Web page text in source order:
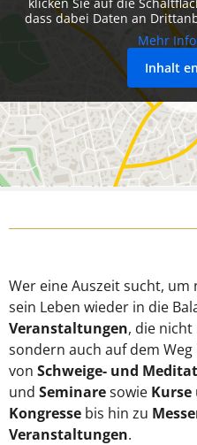
dass dabei Daten an
Mehr
Inhalt
Wer eine Auszeit sucht,
sein Leben wieder in die
Veranstaltungen, die
sondern auch auf dem
von Schweige- und
und Seminaresowie Kurse
Kongresse bis hin zu
Veranstaltungen.